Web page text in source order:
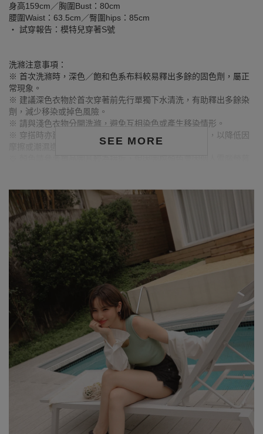
SEE MORE
身高159cm／胸圍Bust：80cm
腰圍Waist：63.5cm／臀圍hips：85cm
‧ 試穿報告：模特兒穿著S號
洗滌注意事項：
※ 首次洗滌時，深色／飽和色系布料較易釋出多餘的固色劑，屬正
常現象。
※ 建議深色衣物於首次穿著前先行單獨下水清洗，有助釋出多餘染
劑，減少移染或掉色風險。
※ 請與淺色衣物分開洗滌，避免互相染色或產生移染情形。
※ 穿搭時亦建議避免與淺色配件、包款、飾品一同使用，以降低因
摩擦或潮濕造成染色的可能性。